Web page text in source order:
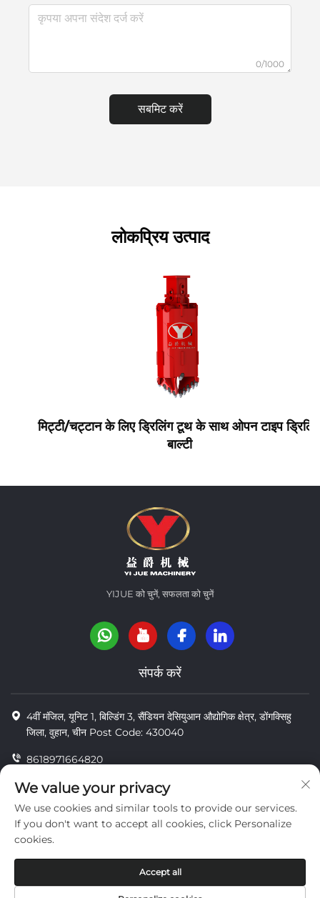
0/1000
सबमिट करें
लोकप्रिय उत्पाद
मिट्टी/चट्टान के लिए ड्रिलिंग टूथ के साथ ओपन टाइप ड्रिलिंग
बाल्टी
YIJUE को चुनें, सफलता को चुनें
संपर्क करें
4वीं मंजिल, यूनिट 1, बिल्डिंग 3, सैंडियन देसियुआन औद्योगिक क्षेत्र, डोंगक्सिहु
जिला, वुहान, चीन Post Code: 430040
8618971664820
8618971664820
[email protected]
निजता
We value your privacy
We use cookies and similar tools to provide our services.
If you don't want to accept all cookies, click Personalize
cookies.
Accept all